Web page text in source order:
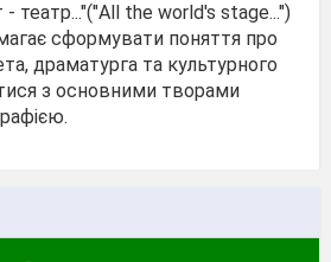
- театр..."("All the world's stage...")
сформувати поняття про
драматурга та культурного
з основними творами